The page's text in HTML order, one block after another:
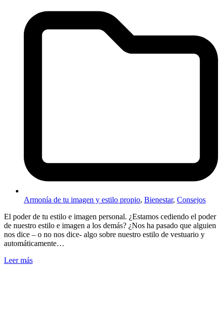
Armonía de tu imagen y estilo propio, Bienestar, Consejos
El poder de tu estilo e imagen personal. ¿Estamos cediendo el poder
de nuestro estilo e imagen a los demás? ¿Nos ha pasado que alguien
nos dice – o no nos dice- algo sobre nuestro estilo de vestuario y
automáticamente…
Leer más